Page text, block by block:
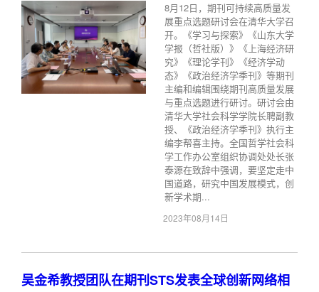
8月12日，期刊可持续高质量发
展重点选题研讨会在清华大学召
开。《学习与探索》《山东大学
学报（哲社版）》《上海经济研
究》《理论学刊》《经济学动
态》《政治经济学季刊》等期刊
主编和编辑围绕期刊高质量发展
与重点选题进行研讨。研讨会由
清华大学社会科学学院长聘副教
授、《政治经济学季刊》执行主
编李帮喜主持。全国哲学社会科
学工作办公室组织协调处处长张
泰源在致辞中强调，要坚定走中
国道路，研究中国发展模式，创
新学术期...
2023年08月14日
吴金希教授团队在期刊STS发表全球创新网络相